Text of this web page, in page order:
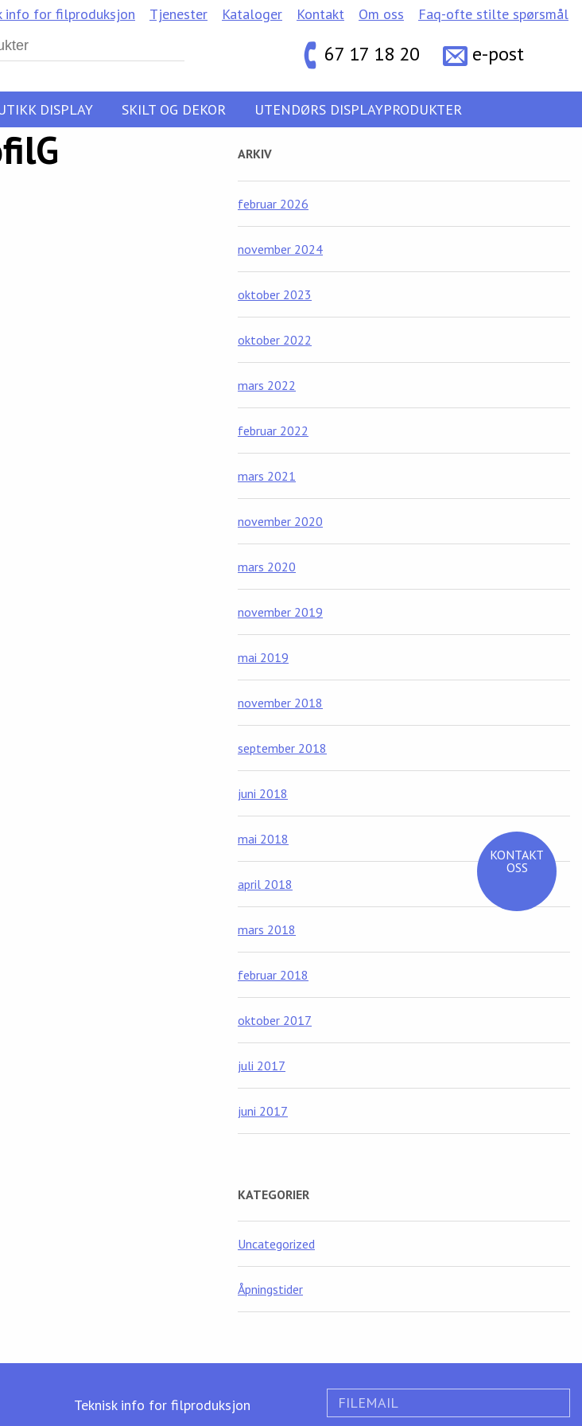
KONTAKT
OSS
67 17 18 20 e-post
info for filproduksjon Tjenester Kataloger Kontakt Om oss Faq-ofte stilte spørsmål
DISPLAY SKILT OG DEKOR UTENDØRS DISPLAYPRODUKTER
ARKIV
februar 2026
november 2024
oktober 2023
oktober 2022
mars 2022
februar 2022
mars 2021
november 2020
mars 2020
november 2019
mai 2019
november 2018
september 2018
juni 2018
mai 2018
april 2018
mars 2018
februar 2018
oktober 2017
juli 2017
juni 2017
KATEGORIER
Uncategorized
Åpningstider
Teknisk info for filproduksjon FILEMAIL